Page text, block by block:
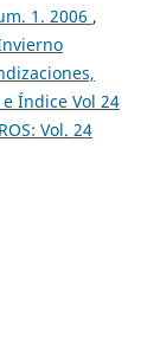
1. 2006 ,
Índice Vol 24
Vol. 24